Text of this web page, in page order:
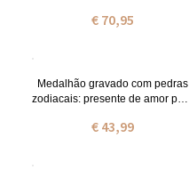
€ 70,95
Medalhão gravado com pedras
zodiacais: presente de amor para
€ 43,99